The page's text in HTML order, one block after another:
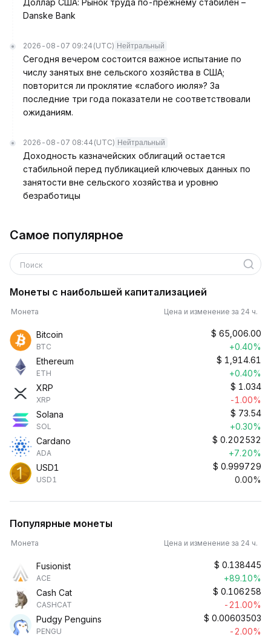
Доллар США: Рынок труда по-прежнему стабилен –
Danske Bank
2026-08-07 09:24 (UTC) Нейтральный
Сегодня вечером состоится важное испытание по
числу занятых вне сельского хозяйства в США;
повторится ли проклятие «слабого июля»? За
последние три года показатели не соответствовали
ожиданиям.
2026-08-07 08:44 (UTC) Нейтральный
Доходность казначейских облигаций остается
стабильной перед публикацией ключевых данных по
занятости вне сельского хозяйства и уровню
безработицы
Самое популярное
Поиск
Монеты с наибольшей капитализацией
Монета Цена и изменение за 24 ч.
Bitcoin
BTC
$ 65,006.00
+0.40%
Ethereum
ETH
$ 1,914.61
+0.40%
XRP
XRP
$ 1.034
-1.00%
Solana
SOL
$ 73.54
+0.30%
Cardano
ADA
$ 0.202532
+7.20%
USD1
USD1
$ 0.999729
0.00%
Популярные монеты
Монета Цена и изменение за 24 ч.
Fusionist
ACE
$ 0.138445
+89.10%
Cash Cat
CASHCAT
$ 0.106258
-21.00%
Pudgy Penguins
PENGU
$ 0.00603503
-2.00%